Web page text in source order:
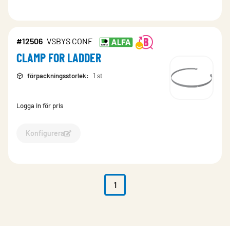
#12506 VSBYS CONF
CLAMP FOR LADDER
förpackningsstorlek: 1 st
Logga in för pris
Konfigurera
Konfigurera CLAMP FOR LADDER-12506
1